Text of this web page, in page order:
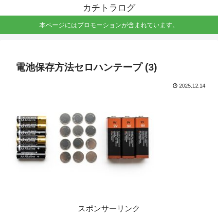
カチトラログ
本ページにはプロモーションが含まれています。
電池保存方法セロハンテープ (3)
2025.12.14
スポンサーリンク